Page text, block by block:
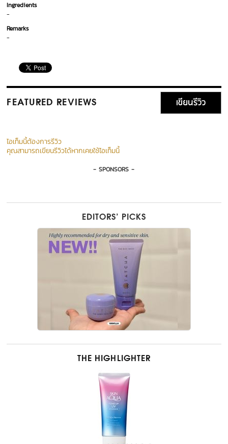
Ingredients
-
Remarks
-
FEATURED REVIEWS เขียนรีวิว
ไอเท็มนี้ต้องการรีวิว
คุณสามารถเขียนรีวิวได้หากเคยใช้ไอเท็มนี้
- SPONSORS -
EDITORS’ PICKS
THE HIGHLIGHTER